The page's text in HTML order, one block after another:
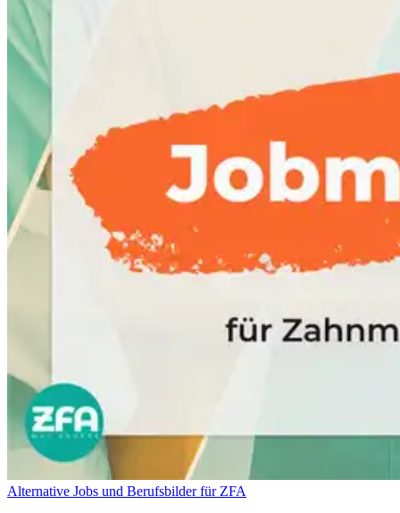
Alternative Jobs und Berufsbilder für ZFA